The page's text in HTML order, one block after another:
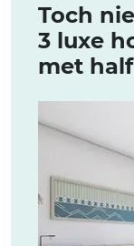
Toch
3 luxe
met